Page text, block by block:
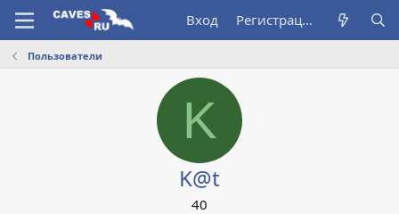
Вход Регистрация
Пользователи
K
K@t
40